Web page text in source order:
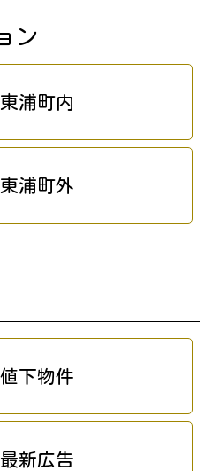
ン
東浦町内
東浦町外
値下物件
最新広告